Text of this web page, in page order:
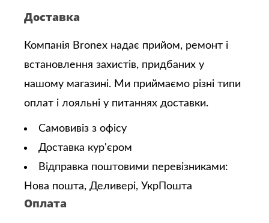
Доставка
Компанія Bronex надає прийом, ремонт і
встановлення захистів, придбаних у
нашому магазині. Ми приймаємо різні типи
оплат і лояльні у питаннях доставки.
Самовивіз з офісу
Доставка кур'єром
Відправка поштовими перевізниками:
Нова пошта, Деливері, УкрПошта
Оплата